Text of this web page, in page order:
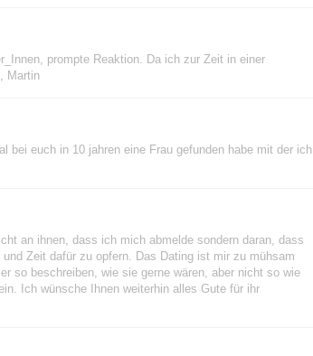
prompte Reaktion. Da ich zur Zeit in einer
Martin
euch in 10 jahren eine Frau gefunden habe mit der ich
an ihnen, dass ich mich abmelde sondern daran, dass
Zeit dafür zu opfern. Das Dating ist mir zu mühsam
so beschreiben, wie sie gerne wären, aber nicht so wie
Ich wünsche Ihnen weiterhin alles Gute für ihr